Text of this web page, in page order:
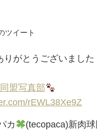
ツイート
りがとうございました
盟写真部
rEWL38Xe9Z
カ
(tecopaca)新肉